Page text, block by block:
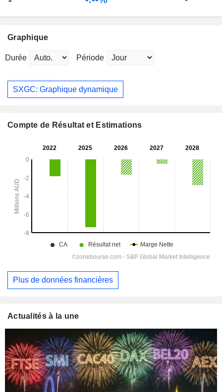
Graphique
Durée Période
SXGC: Graphique dynamique
Compte de Résultat et Estimations
Plus de données financières
Actualités à la une